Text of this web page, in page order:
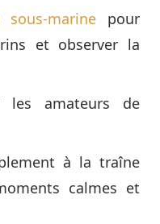
sous-marine pour
et observer la
amateurs de
à la traîne
calmes et